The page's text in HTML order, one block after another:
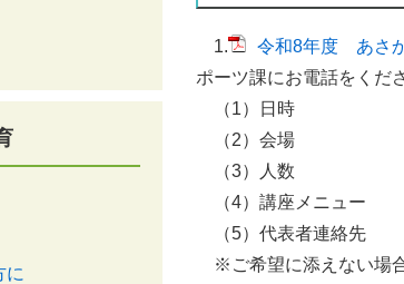
に
1. 令和8年度 あさ
ポーツ課にお電話をくだ
（1）日時
（2）会場
（3）人数
（4）講座メニュー
（5）代表者連絡先
※ご希望に添えない場